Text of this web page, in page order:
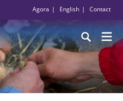
Agora English Contact